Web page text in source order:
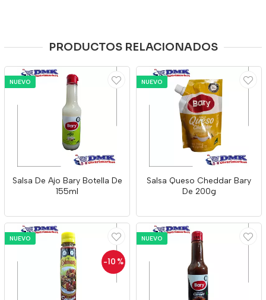
PRODUCTOS RELACIONADOS
NUEVO
Salsa De Ajo Bary Botella De
155ml
NUEVO
Salsa Queso Cheddar Bary
De 200g
NUEVO
-10 %
NUEVO